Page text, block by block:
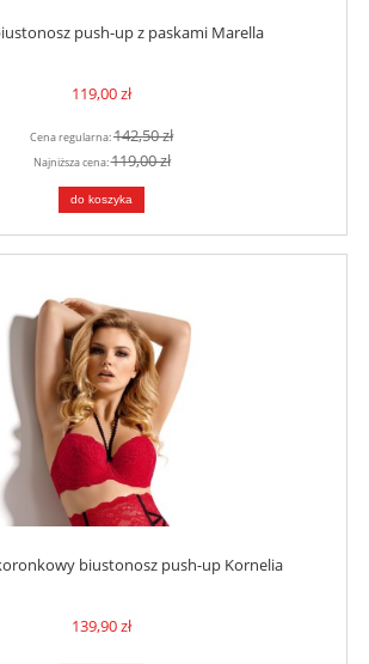
push-up z paskami Marella
119,00 zł
Cena regularna:142,50 zł
Najniższa cena:119,00 zł
do koszyka
biustonosz push-up Kornelia
139,90 zł